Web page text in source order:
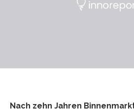
Nach zehn Jahren